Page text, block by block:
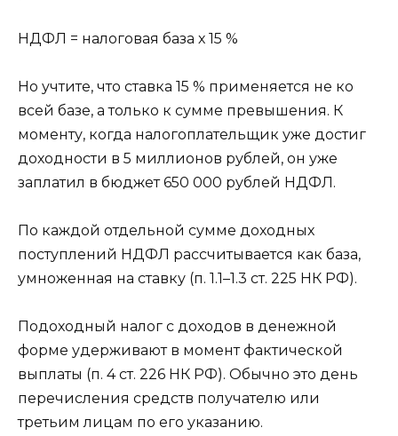
НДФЛ = налоговая база х 15 %
Но учтите, что ставка 15 % применяется не ко
всей базе, а только к сумме превышения. К
моменту, когда налогоплательщик уже достиг
доходности в 5 миллионов рублей, он уже
заплатил в бюджет 650 000 рублей НДФЛ.
По каждой отдельной сумме доходных
поступлений НДФЛ рассчитывается как база,
умноженная на ставку (п. 1.1–1.3 ст. 225 НК РФ).
Подоходный налог с доходов в денежной
форме удерживают в момент фактической
выплаты (п. 4 ст. 226 НК РФ). Обычно это день
перечисления средств получателю или
третьим лицам по его указанию.